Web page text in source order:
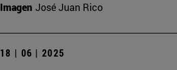
Imagen José Juan Rico
18 | 06 | 2025